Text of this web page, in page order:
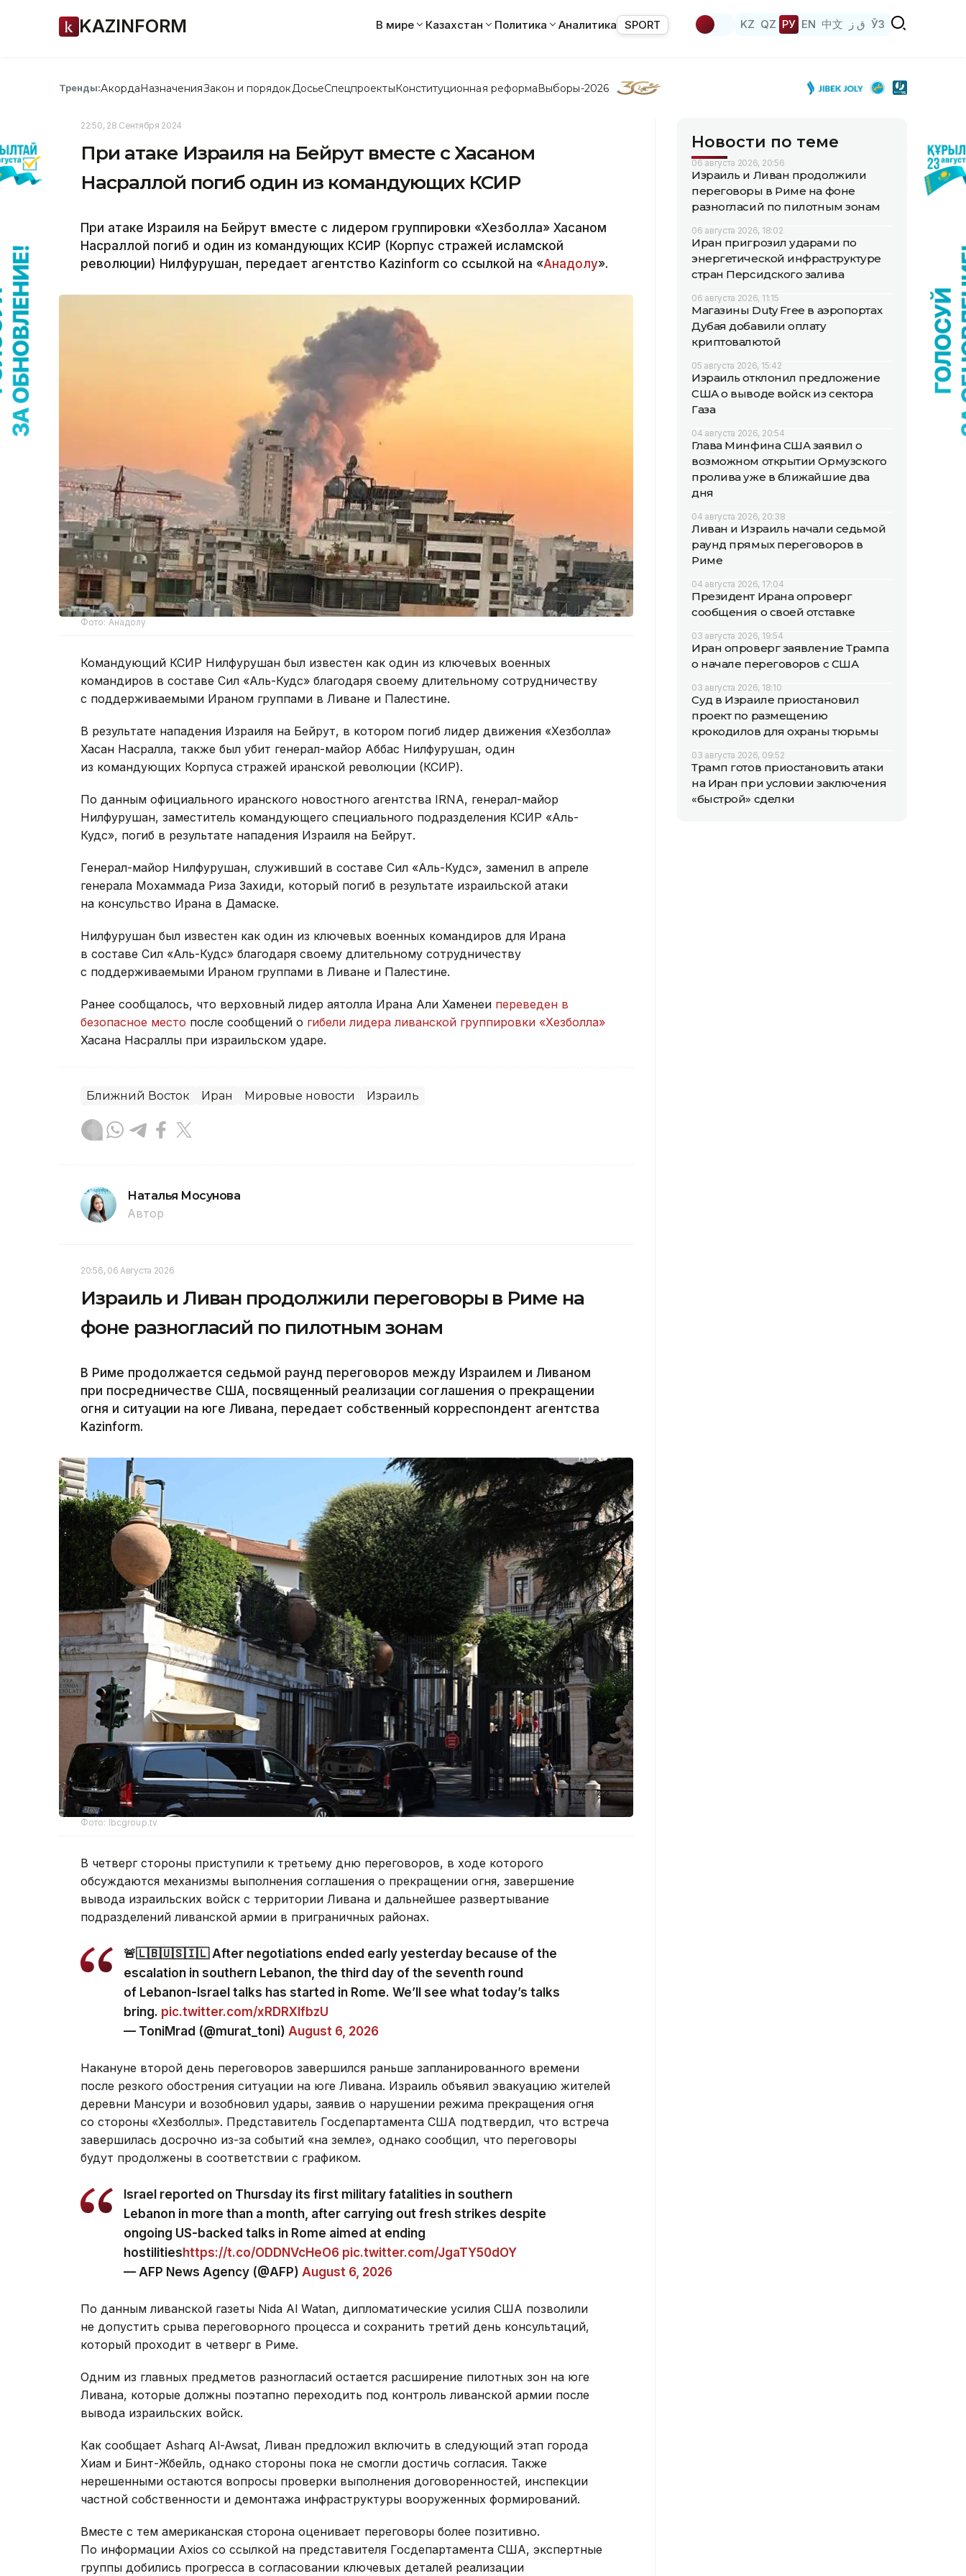
KAZINFORM В мире Казахстан Политика Аналитика SPORT KZ QZ РУ EN 中文 ق ز ЎЗ
Тренды:АкордаНазначенияЗакон и порядок ДосьеСпецпроектыКонституционная реформаВыборы-2026
22:50, 28 Сентября 2024
При атаке Израиля на Бейрут вместе с Хасаном
Насраллой погиб один из командующих КСИР
При атаке Израиля на Бейрут вместе с лидером группировки «Хезболла» Хасаном
Насраллой погиб и один из командующих КСИР (Корпус стражей исламской
революции) Нилфурушан, передает агентство Kazinform со ссылкой на «Анадолу».
Фото: Анадолу
Командующий КСИР Нилфурушан был известен как один из ключевых военных
командиров в составе Сил «Аль-Кудс» благодаря своему длительному сотрудничеству
с поддерживаемыми Ираном группами в Ливане и Палестине.
В результате нападения Израиля на Бейрут, в котором погиб лидер движения «Хезболла»
Хасан Насралла, также был убит генерал-майор Аббас Нилфурушан, один
из командующих Корпуса стражей иранской революции (КСИР).
По данным официального иранского новостного агентства IRNA, генерал-майор
Нилфурушан, заместитель командующего специального подразделения КСИР «Аль-
Кудс», погиб в результате нападения Израиля на Бейрут.
Генерал-майор Нилфурушан, служивший в составе Сил «Аль-Кудс», заменил в апреле
генерала Мохаммада Риза Захиди, который погиб в результате израильской атаки
на консульство Ирана в Дамаске.
Нилфурушан был известен как один из ключевых военных командиров для Ирана
в составе Сил «Аль-Кудс» благодаря своему длительному сотрудничеству
с поддерживаемыми Ираном группами в Ливане и Палестине.
Ранее сообщалось, что верховный лидер аятолла Ирана Али Хаменеи переведен в
безопасное место после сообщений о гибели лидера ливанской группировки «Хезболла»
Хасана Насраллы при израильском ударе.
Ближний Восток Иран Мировые новости Израиль
Наталья Мосунова
Автор
20:56, 06 Августа 2026
Израиль и Ливан продолжили переговоры в Риме на
фоне разногласий по пилотным зонам
В Риме продолжается седьмой раунд переговоров между Израилем и Ливаном
при посредничестве США, посвященный реализации соглашения о прекращении
огня и ситуации на юге Ливана, передает собственный корреспондент агентства
Kazinform.
Фото: lbcgroup.tv
В четверг стороны приступили к третьему дню переговоров, в ходе которого
обсуждаются механизмы выполнения соглашения о прекращении огня, завершение
вывода израильских войск с территории Ливана и дальнейшее развертывание
подразделений ливанской армии в приграничных районах.
🚨🇱🇧🇺🇸🇮🇱 After negotiations ended early yesterday because of the
escalation in southern Lebanon, the third day of the seventh round
of Lebanon-Israel talks has started in Rome. We’ll see what today’s talks
bring. pic.twitter.com/xRDRXlfbzU
— ToniMrad (@murat_toni) August 6, 2026
Накануне второй день переговоров завершился раньше запланированного времени
после резкого обострения ситуации на юге Ливана. Израиль объявил эвакуацию жителей
деревни Мансури и возобновил удары, заявив о нарушении режима прекращения огня
со стороны «Хезболлы». Представитель Госдепартамента США подтвердил, что встреча
завершилась досрочно из-за событий «на земле», однако сообщил, что переговоры
будут продолжены в соответствии с графиком.
Israel reported on Thursday its first military fatalities in southern
Lebanon in more than a month, after carrying out fresh strikes despite
ongoing US-backed talks in Rome aimed at ending
hostilitieshttps://t.co/ODDNVcHeO6 pic.twitter.com/JgaTY50dOY
— AFP News Agency (@AFP) August 6, 2026
По данным ливанской газеты Nida Al Watan, дипломатические усилия США позволили
не допустить срыва переговорного процесса и сохранить третий день консультаций,
который проходит в четверг в Риме.
Одним из главных предметов разногласий остается расширение пилотных зон на юге
Ливана, которые должны поэтапно переходить под контроль ливанской армии после
вывода израильских войск.
Как сообщает Asharq Al-Awsat, Ливан предложил включить в следующий этап города
Хиам и Бинт-Жбейль, однако стороны пока не смогли достичь согласия. Также
нерешенными остаются вопросы проверки выполнения договоренностей, инспекции
частной собственности и демонтажа инфраструктуры вооруженных формирований.
Вместе с тем американская сторона оценивает переговоры более позитивно.
По информации Axios со ссылкой на представителя Госдепартамента США, экспертные
группы добились прогресса в согласовании ключевых деталей реализации
Новости по теме
06 августа 2026, 20:56
Израиль и Ливан продолжили
переговоры в Риме на фоне
разногласий по пилотным зонам
06 августа 2026, 18:02
Иран пригрозил ударами по
энергетической инфраструктуре
стран Персидского залива
06 августа 2026, 11:15
Магазины Duty Free в аэропортах
Дубая добавили оплату
криптовалютой
05 августа 2026, 15:42
Израиль отклонил предложение
США о выводе войск из сектора
Газа
04 августа 2026, 20:54
Глава Минфина США заявил о
возможном открытии Ормузского
пролива уже в ближайшие два
дня
04 августа 2026, 20:38
Ливан и Израиль начали седьмой
раунд прямых переговоров в
Риме
04 августа 2026, 17:04
Президент Ирана опроверг
сообщения о своей отставке
03 августа 2026, 19:54
Иран опроверг заявление Трампа
о начале переговоров с США
03 августа 2026, 18:10
Суд в Израиле приостановил
проект по размещению
крокодилов для охраны тюрьмы
03 августа 2026, 09:52
Трамп готов приостановить атаки
на Иран при условии заключения
«быстрой» сделки